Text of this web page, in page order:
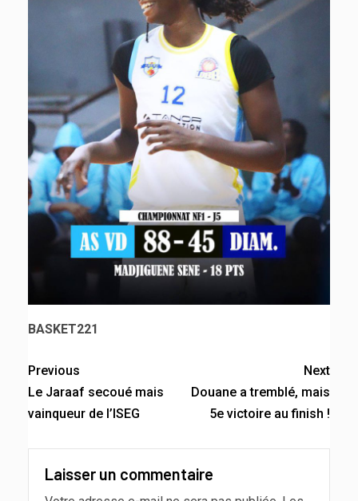
BASKET221
Previous
Le Jaraaf secoué mais
vainqueur de l’ISEG
Next
Douane a tremblé, mais
5e victoire au finish !
Laisser un commentaire